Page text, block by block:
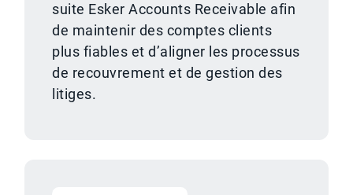
suite Esker Accounts Receivable afin
de maintenir des comptes clients
plus fiables et d’aligner les processus
de recouvrement et de gestion des
litiges.